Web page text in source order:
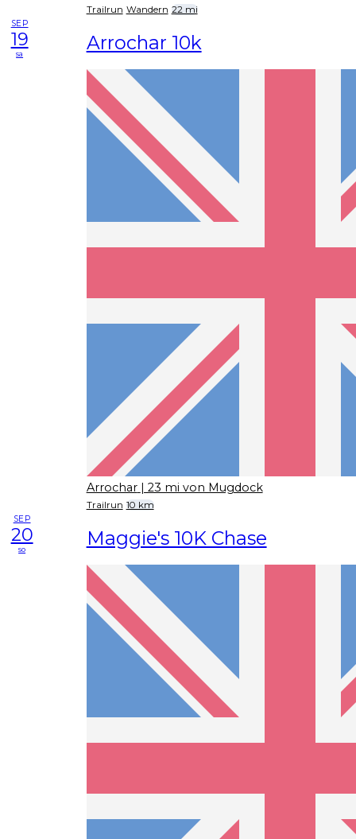
Trailrun Wandern 22 mi
SEP
19
sa Arrochar 10k
Arrochar | 23 mi von Mugdock
Trailrun 10 km
SEP
20
so Maggie's 10K Chase